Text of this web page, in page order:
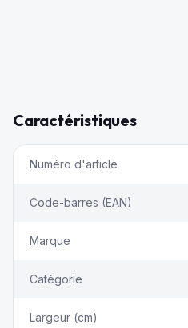
Caractéristiques
Numéro d'article
Code-barres (EAN)
Marque
Catégorie
Largeur (cm)